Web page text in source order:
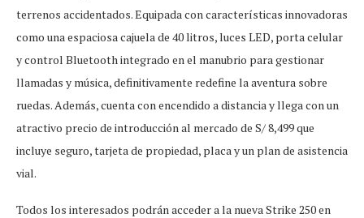
terrenos accidentados. Equipada con características innovadoras
como una espaciosa cajuela de 40 litros, luces LED, porta celular
y control Bluetooth integrado en el manubrio para gestionar
llamadas y música, definitivamente redefine la aventura sobre
ruedas. Además, cuenta con encendido a distancia y llega con un
atractivo precio de introducción al mercado de S/ 8,499 que
incluye seguro, tarjeta de propiedad, placa y un plan de asistencia
vial.
Todos los interesados podrán acceder a la nueva Strike 250 en